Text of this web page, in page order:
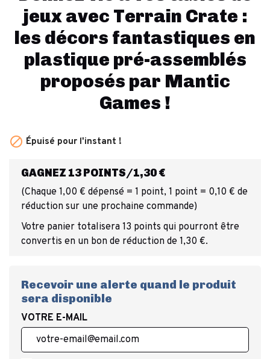
jeux avec Terrain Crate :
les décors fantastiques en
plastique pré-assemblés
proposés par Mantic
Games !
 Épuisé pour l'instant !
GAGNEZ 13 POINTS/1,30 €
(Chaque 1,00 € dépensé = 1 point, 1 point = 0,10 € de
réduction sur une prochaine commande)
Votre panier totalisera 13 points qui pourront être
convertis en un bon de réduction de 1,30 €.
Recevoir une alerte quand le produit
sera disponible
VOTRE E-MAIL